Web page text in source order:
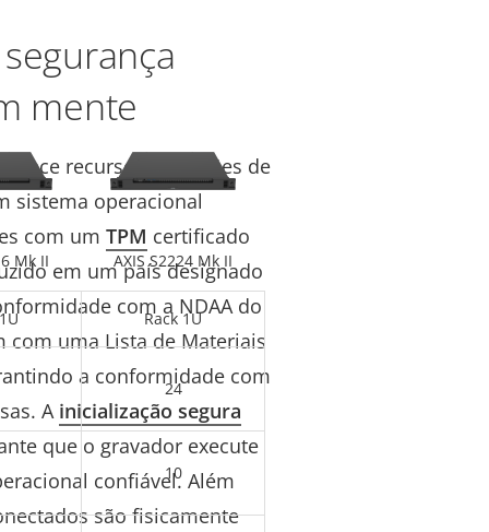
mente
recursos e padrões de
sistema operacional
com um TPM certificado
em um país designado
com a NDAA do
com uma Lista de Materiais
a conformidade com
A inicialização segura
que o gravador execute
confiável. Além
são fisicamente
Mk II AXIS S2224 Mk II
Rack 1U
24
10